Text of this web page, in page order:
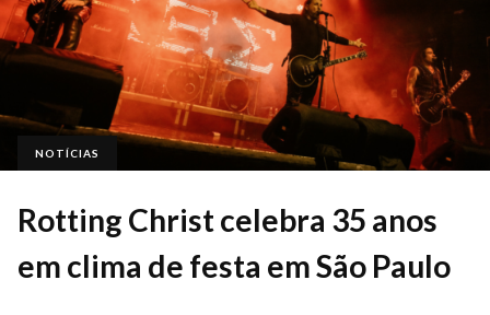
NOTÍCIAS
Rotting Christ celebra 35 anos
em clima de festa em São Paulo